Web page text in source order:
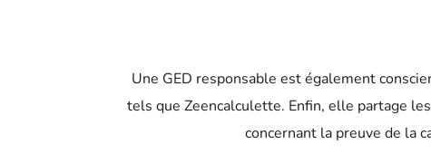
Une GED responsable est également
tels que Zeencalculette. Enfin, elle partage
concernant la preuve de la